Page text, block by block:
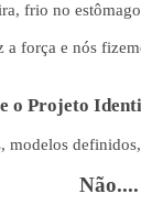
frio no
a força e nós
o Projeto
Não....